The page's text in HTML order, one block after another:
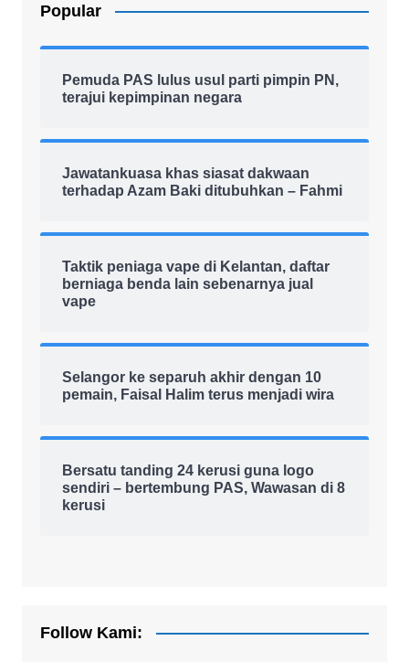
Popular
Pemuda PAS lulus usul parti pimpin PN,
terajui kepimpinan negara
Jawatankuasa khas siasat dakwaan
terhadap Azam Baki ditubuhkan – Fahmi
Taktik peniaga vape di Kelantan, daftar
berniaga benda lain sebenarnya jual
vape
Selangor ke separuh akhir dengan 10
pemain, Faisal Halim terus menjadi wira
Bersatu tanding 24 kerusi guna logo
sendiri – bertembung PAS, Wawasan di 8
kerusi
Follow Kami: